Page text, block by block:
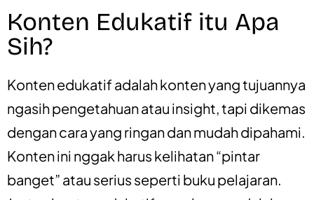
Konten Edukatif itu Apa
Sih?
Konten edukatif adalah konten yang tujuannya
ngasih pengetahuan atau insight, tapi dikemas
dengan cara yang ringan dan mudah dipahami.
Konten ini nggak harus kelihatan “pintar
banget” atau serius seperti buku pelajaran.